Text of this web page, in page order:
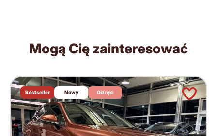
Mogą Cię zainteresować
Bestseller Nowy Od ręki